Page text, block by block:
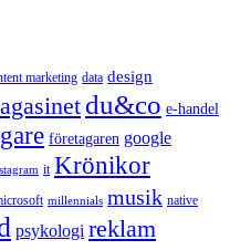
marketing data design
du&co e-handel
företagaren google
it Krönikor
millennials musik native
psykologi reklam